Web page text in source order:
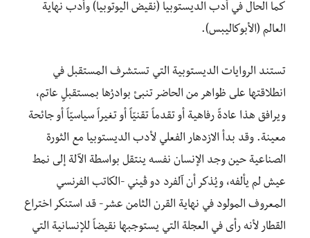
كما الحال في أدب الديستوبيا (نقيض اليوتوبيا) وأدب نهاية
العالم (الأبوكاليبس).
تستند الروايات الديستوبية التي تستشرف المستقبل في
انطلاقتها على ظواهر من الحاضر تنبئ بوادرُها بمستقبلٍ عاتم،
ويرافق هذا عادةً رفاهية أو تقدماً تقنيّاً أو تغيراً سياسيّاً أو جائحة
معينة. وقد بدأ الازدهار الفعلي لأدب الديستوبيا مع الثورة
الصناعية حين وجد الإنسان نفسه ينتقل بواسطة الآلة إلى نمط
عيش لم يألفه، ويُذكر أن آلفرد دو ڤيني -الكاتب الفرنسي
المعروف المولود في نهاية القرن الثامن عشر- قد استنكر اختراع
القطار لأنه رأى في العجلة التي يستوجبها نقيضاً للإنسانية التي